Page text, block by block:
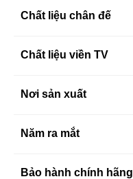
Chất liệu chân đế
Chất liệu viền TV
Nơi sản xuất
Năm ra mắt
Bảo hành chính hãng